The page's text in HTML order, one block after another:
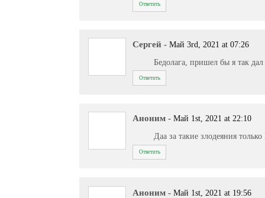
Ответить
Сергей - Май 3rd, 2021 at 07:26
Бедолага, пришел бы я так
Ответить
Аноним - Май 1st, 2021 at 22:10
Даа за такие злодеяния
Ответить
Аноним - Май 1st, 2021 at 19:56